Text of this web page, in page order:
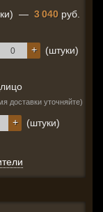
— 3 040 руб.
+
(штуки)
доставки уточняйте)
+
(штуки)